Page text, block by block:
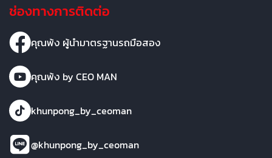
ช่องทางการติดต่อ
คุณพ้ง ผู้นำมาตรฐานรถมือสอง
คุณพ้ง by CEO MAN
khunpong_by_ceoman
@khunpong_by_ceoman